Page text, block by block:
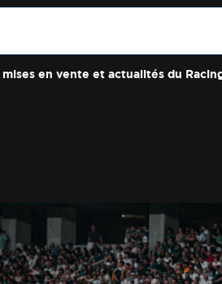
en vente et actualités du